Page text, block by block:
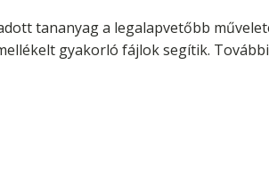
tananyag a legalapvetőbb
gyakorló fájlok segítik.